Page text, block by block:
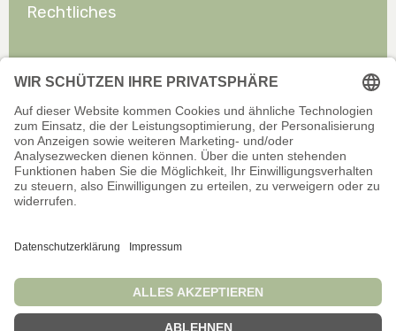
Rechtliches
Offizieller Onlineshop für Privatkunden. Alle Preise inkl. gesetzl.
Wir sind stets bemüht, aktuelle und vollständige Informationen auf